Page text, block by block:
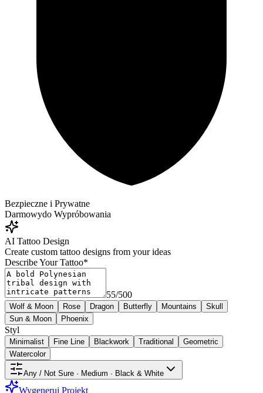
Bezpieczne i Prywatne
Darmowydo Wypróbowania
AI Tattoo Design
Create custom tattoo designs from your ideas
Describe Your Tattoo*
55/500
Wolf & Moon Rose Dragon Butterfly Mountains
Skull
Sun & Moon
Phoenix
Styl
Minimalist Fine Line Blackwork Traditional
Geometric
Watercolor
Any / Not Sure · Medium · Black & White
Wygeneruj Projekt